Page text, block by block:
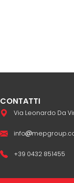
CONTATTI
Via Leonardo Da
info
+39 0432 851455